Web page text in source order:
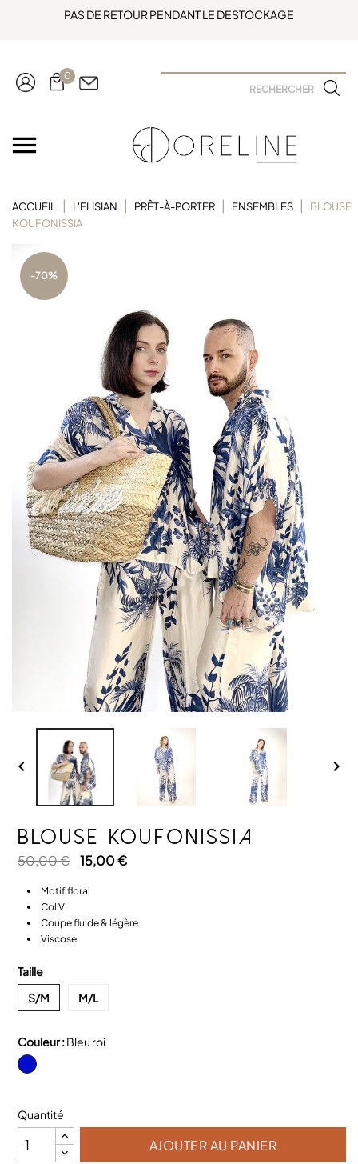
PAS DE RETOUR PENDANT LE DESTOCKAGE
0

ACCUEIL L'ELISIAN PRÊT-À-PORTER ENSEMBLES
BLOUSE
KOUFONISSIA
-70%
 
BLOUSE KOUFONISSIA
50,00 € 15,00 €
Motif floral
Col V
Coupe fluide & légère
Viscose
Taille
S/M
M/L
Couleur :Bleu roi
Bleu
Quantité
AJOUTER AU PANIER